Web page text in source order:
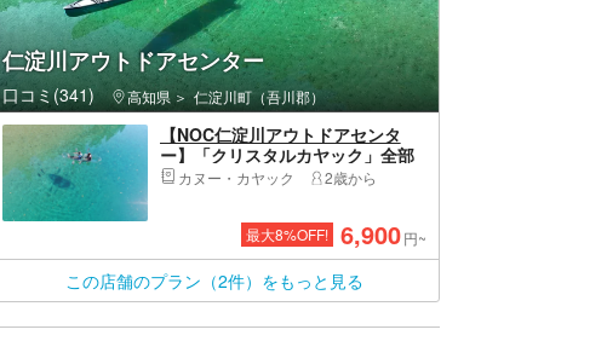
仁淀川アウトドアセンター
口コミ(341) 高知県 仁淀川町（吾川郡）
【NOC仁淀川アウトドアセンタ
ー】「クリスタルカヤック」全部
付き定番プラン！透明の舟、水上
ア・レンタル品充実、待合室、ト
イレ、売店、駐車場完備（上流仁
淀ブルーエリア）
カヌー・カヤック 2歳から
最大8%OFF! 6,900円~
この店舗のプラン（2件）をもっと見る